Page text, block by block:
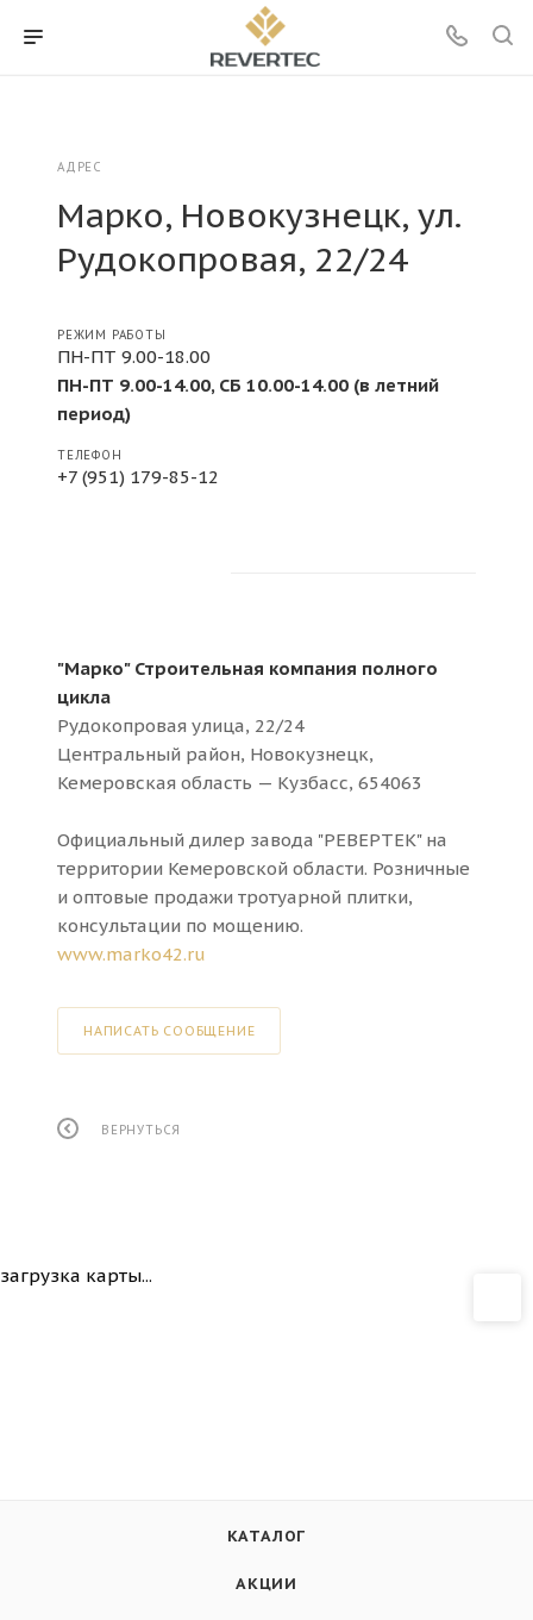
АДРЕС
Марко, Новокузнецк, ул.
Рудокопровая, 22/24
РЕЖИМ РАБОТЫ
ПН-ПТ 9.00-18.00
ПН-ПТ 9.00-14.00, СБ 10.00-14.00 (в летний
период)
ТЕЛЕФОН
+7 (951) 179-85-12
"Марко" Строительная компания полного
цикла
Рудокопровая улица, 22/24
Центральный район, Новокузнецк,
Кемеровская область — Кузбасс, 654063
Официальный дилер завода "РЕВЕРТЕК" на
территории Кемеровской области. Розничные
и оптовые продажи тротуарной плитки,
консультации по мощению.
www.marko42.ru
НАПИСАТЬ СООБЩЕНИЕ
ВЕРНУТЬСЯ
загрузка карты...
КАТАЛОГ
АКЦИИ